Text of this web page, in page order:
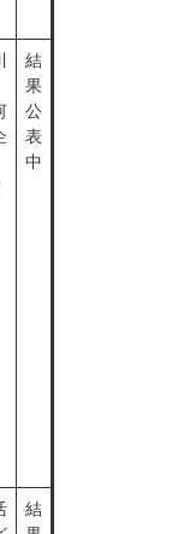
結
果
公
表
中
結